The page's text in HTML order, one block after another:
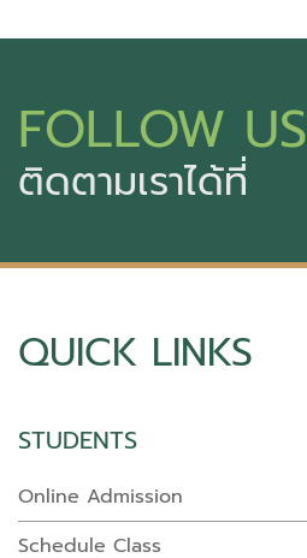
FOLLOW US
ติดตามเราได้ที่
QUICK LINKS
STUDENTS
Online Admission
Schedule Class